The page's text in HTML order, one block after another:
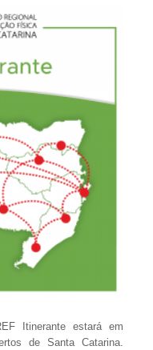
Itinerante estará em
de Santa Catarina.